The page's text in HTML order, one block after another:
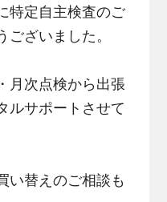
特定自主検査のご
ざいました。
月次点検から出張
ルサポートさせて
い替えのご相談も